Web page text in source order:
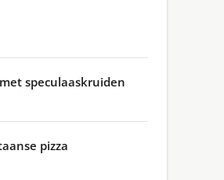
speculaaskruiden
pizza